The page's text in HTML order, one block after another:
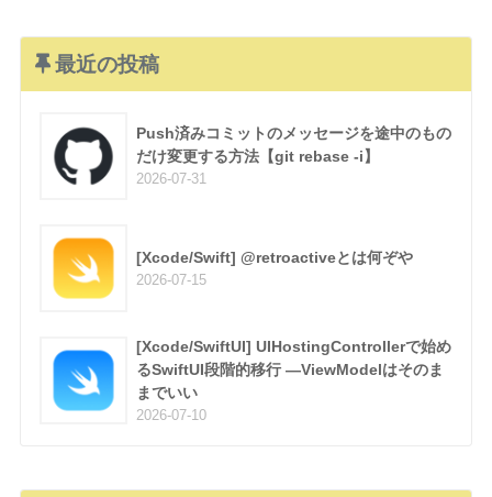
最近の投稿
Push済みコミットのメッセージを途中のもの
だけ変更する方法【git rebase -i】
2026-07-31
[Xcode/Swift] @retroactiveとは何ぞや
2026-07-15
[Xcode/SwiftUI] UIHostingControllerで始め
るSwiftUI段階的移行 —ViewModelはそのま
までいい
2026-07-10